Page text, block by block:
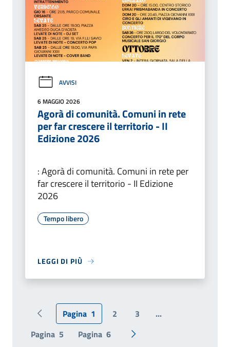
AVVISI
6 MAGGIO 2026
Agorà di comunità. Comuni in rete
per far crescere il territorio - II
Edizione 2026
: Agorà di comunità. Comuni in rete per
far crescere il territorio - II Edizione
2026
Tempo libero
LEGGI DI PIÙ
Pagina precedente
Pagina 1 2 3
...
Pagina 5 Pagina 6 Pagina successiva